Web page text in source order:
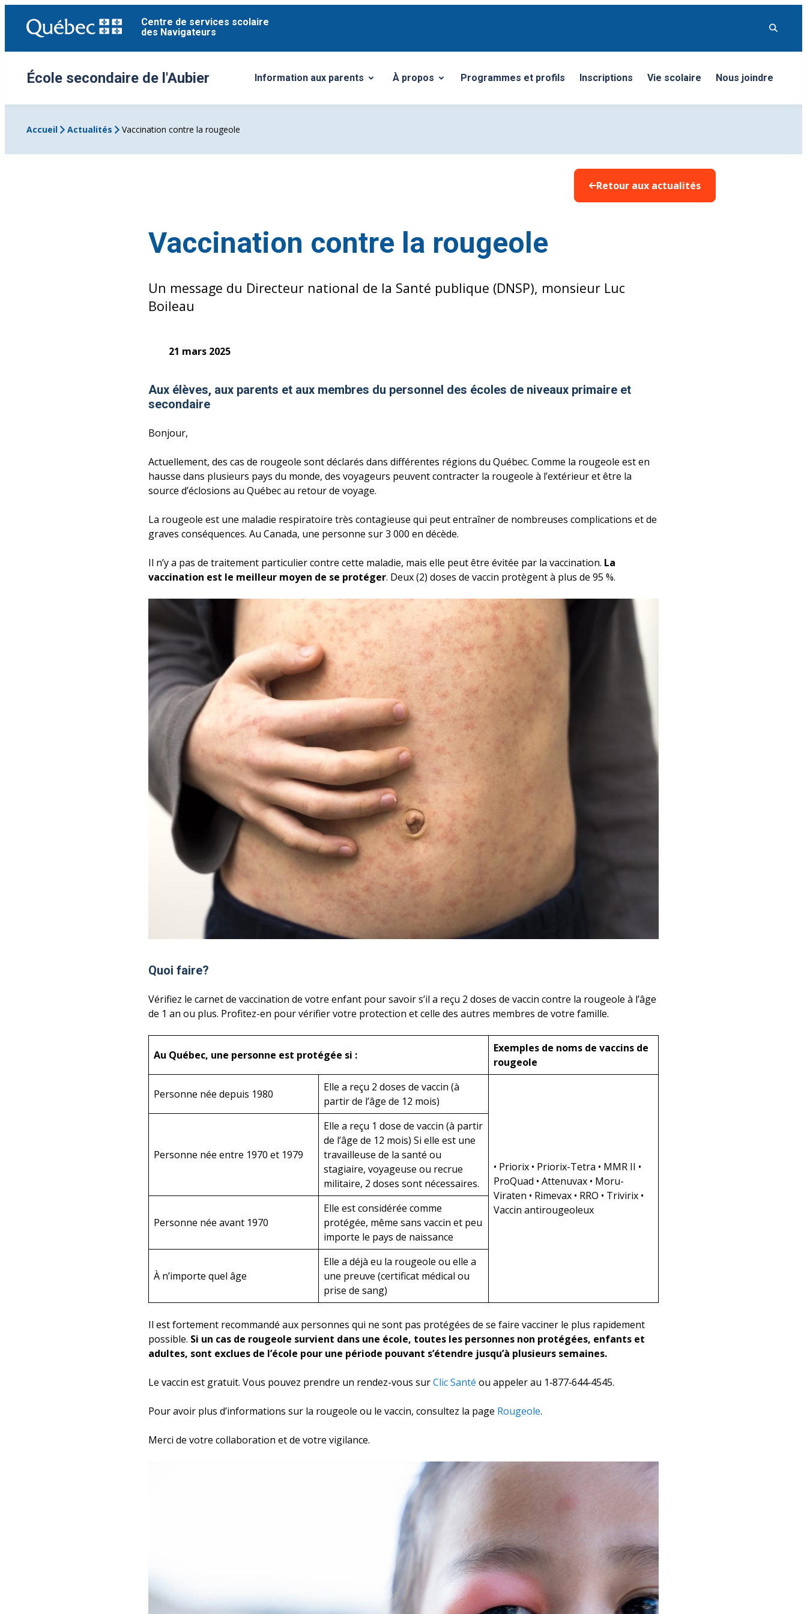
contenu
Centre de services scolaire
des Navigateurs
École secondaire de l'Aubier Information aux parents
Ouvrir/Fermer le sous-menu À propos
Ouvrir/Fermer le sous-menu
Programmes et profils Inscriptions Vie scolaire Nous joindre
Accueil Actualités Vaccination contre la rougeole
Retour aux actualités
Vaccination contre la rougeole
Un message du Directeur national de la Santé publique (DNSP), monsieur Luc
Boileau
21 mars 2025
Aux élèves, aux parents et aux membres du personnel des écoles de niveaux primaire et
secondaire
Bonjour,
Actuellement, des cas de rougeole sont déclarés dans différentes régions du Québec. Comme la rougeole est en
hausse dans plusieurs pays du monde, des voyageurs peuvent contracter la rougeole à l’extérieur et être la
source d’éclosions au Québec au retour de voyage.
La rougeole est une maladie respiratoire très contagieuse qui peut entraîner de nombreuses complications et de
graves conséquences. Au Canada, une personne sur 3 000 en décède.
Il n’y a pas de traitement particulier contre cette maladie, mais elle peut être évitée par la vaccination. La
vaccination est le meilleur moyen de se protéger. Deux (2) doses de vaccin protègent à plus de 95 %.
Quoi faire?
Vérifiez le carnet de vaccination de votre enfant pour savoir s’il a reçu 2 doses de vaccin contre la rougeole à l’âge
de 1 an ou plus. Profitez-en pour vérifier votre protection et celle des autres membres de votre famille.
Au Québec, une personne est protégée si :
Exemples de noms de vaccins de
rougeole
Personne née depuis 1980
Elle a reçu 2 doses de vaccin (à
partir de l’âge de 12 mois)
• Priorix • Priorix-Tetra • MMR II •
ProQuad • Attenuvax • Moru-
Viraten • Rimevax • RRO • Trivirix •
Vaccin antirougeoleux
Personne née entre 1970 et 1979
Elle a reçu 1 dose de vaccin (à partir
de l’âge de 12 mois) Si elle est une
travailleuse de la santé ou
stagiaire, voyageuse ou recrue
militaire, 2 doses sont nécessaires.
Personne née avant 1970
Elle est considérée comme
protégée, même sans vaccin et peu
importe le pays de naissance
À n’importe quel âge
Elle a déjà eu la rougeole ou elle a
une preuve (certificat médical ou
prise de sang)
Il est fortement recommandé aux personnes qui ne sont pas protégées de se faire vacciner le plus rapidement
possible. Si un cas de rougeole survient dans une école, toutes les personnes non protégées, enfants et
adultes, sont exclues de l’école pour une période pouvant s’étendre jusqu’à plusieurs semaines.
Le vaccin est gratuit. Vous pouvez prendre un rendez-vous surClic Santé ou appeler au 1‑877‑644‑4545.
Pour avoir plus d’informations sur la rougeole ou le vaccin, consultez la page Rougeole.
Merci de votre collaboration et de votre vigilance.